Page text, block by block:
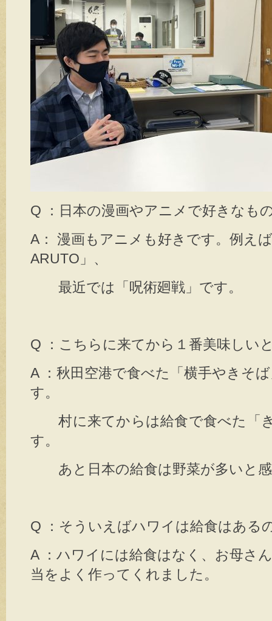
Q ：日本の漫画やアニメで好きなも
A： 漫画もアニメも好きです。例え
ARUTO」、
最近では「呪術廻戦」です。
Q ：こちらに来てから１番美味しい
A ：秋田空港で食べた「横手やきそ
す。
村に来てからは給食で食べた「
す。
あと日本の給食は野菜が多いと
Q ：そういえばハワイは給食はある
A ：ハワイには給食はなく、お母さ
当をよく作ってくれました。